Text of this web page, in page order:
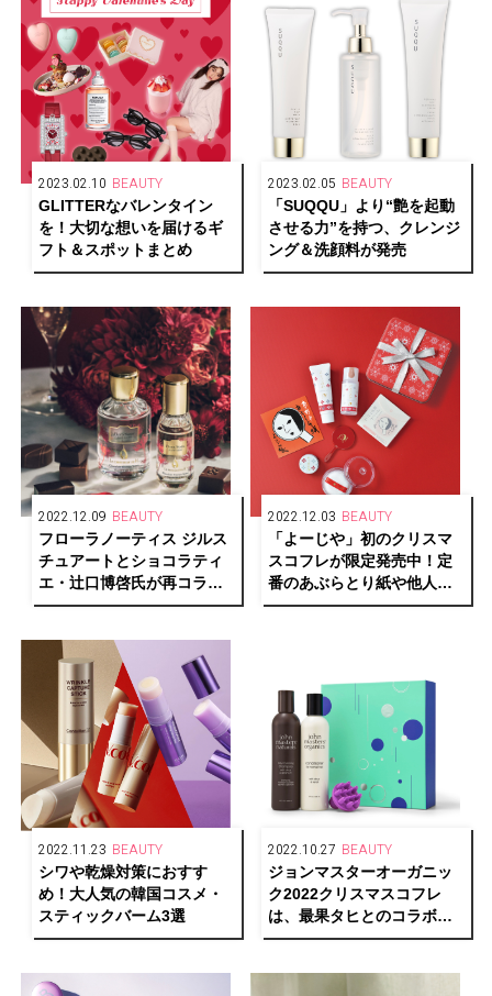
2023.02.10 BEAUTY
GLITTERなバレンタイン
を！大切な想いを届けるギ
フト＆スポットまとめ
2023.02.05 BEAUTY
「SUQQU」より“艶を起動
させる力”を持つ、クレンジ
ング＆洗顔料が発売
2022.12.09 BEAUTY
フローラノーティス ジルス
チュアートとショコラティ
エ・辻口博啓氏が再コラボ
レーションし、限定デザイ
2022.12.03 BEAUTY
「よーじや」初のクリスマ
スコフレが限定発売中！定
番のあぶらとり紙や他人気
アイテムがぎっしり！
2022.11.23 BEAUTY
シワや乾燥対策におすす
め！大人気の韓国コスメ・
スティックバーム3選
2022.10.27 BEAUTY
ジョンマスターオーガニッ
ク2022クリスマスコフレ
は、最果タヒとのコラボボ
ックスが登場